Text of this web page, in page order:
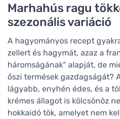
Marhahús ragu
szezonális variáció
A hagyományos recept
zellert és hagymát, azaz a
háromságának" alapját, de
őszi termések gazdagságát?
lágyabb, enyhén édes, és a
krémes állagot is kölcsönöz
hokkaidó tök, amelyet nem